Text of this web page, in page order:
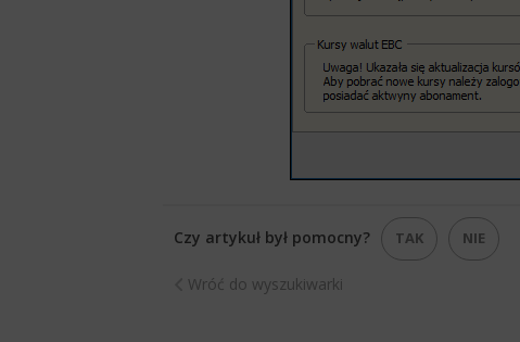
Czy artykuł był pomocny? TAK NIE
Wróć do wyszukiwarki